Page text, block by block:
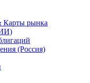
Карты рынка
(Россия)